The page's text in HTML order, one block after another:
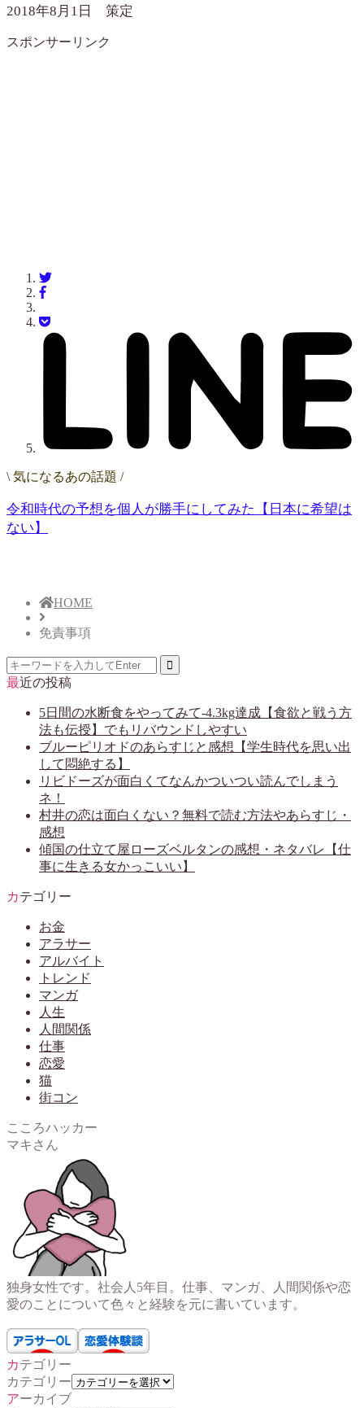
2018年8月1日 策定
スポンサーリンク
\ 気になるあの話題 /
令和時代の予想を個人が勝手にしてみた【日本に希望は
ない】
HOME
免責事項
最近の投稿
5日間の水断食をやってみて-4.3kg達成【食欲と戦う方
法も伝授】でもリバウンドしやすい
ブルーピリオドのあらすじと感想【学生時代を思い出
して悶絶する】
リビドーズが面白くてなんかついつい読んでしまう
ネ！
村井の恋は面白くない？無料で読む方法やあらすじ・
感想
傾国の仕立て屋ローズベルタンの感想・ネタバレ【仕
事に生きる女かっこいい】
カテゴリー
お金
アラサー
アルバイト
トレンド
マンガ
人生
人間関係
仕事
恋愛
猫
街コン
こころハッカー
マキさん
独身女性です。社会人5年目。仕事、マンガ、人間関係や恋
愛のことについて色々と経験を元に書いています。
カテゴリー
カテゴリー
アーカイブ